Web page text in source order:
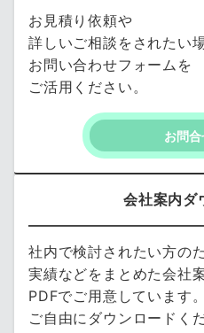
お見積り依頼や
詳しいご相談をされたい
お問い合わせフォームを
ご活用ください。
お問合
会社案内ダ
社内で検討されたい方の
実績などをまとめた会社
PDFでご用意しています。
ご自由にダウンロードく